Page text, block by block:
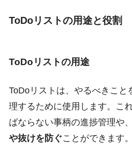
ToDoリストの用途と役割
ToDoリストの用途
ToDoリストは、やるべきこと
理するために使用します。こ
ばならない事柄の進捗管理や、
や抜けを防ぐことができます。